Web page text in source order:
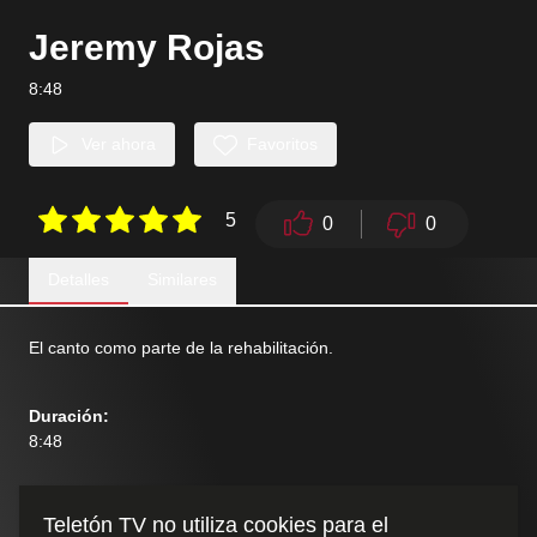
Jeremy Rojas
8:48
5 0 0
El canto como parte de la rehabilitación.
Duración:
8:48
Teletón TV no utiliza cookies para el